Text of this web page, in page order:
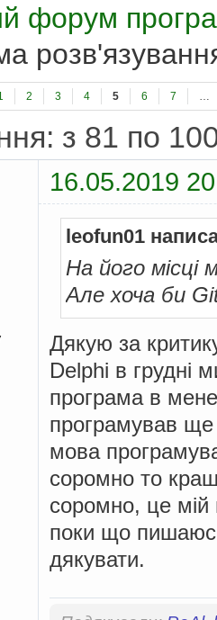
форум
2 3 4 5 6 7 …
з 81 по
16.05.2019
leofun01
На його місці
Але хоча би
Дякую за
Delphi в грудні
програма в
програмував
мова
соромно то
соромно, це мій
поки що
дякувати.